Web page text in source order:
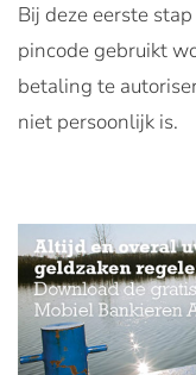
Bij deze eerste
pincode gebruikt
betaling te
niet persoonlijk is.